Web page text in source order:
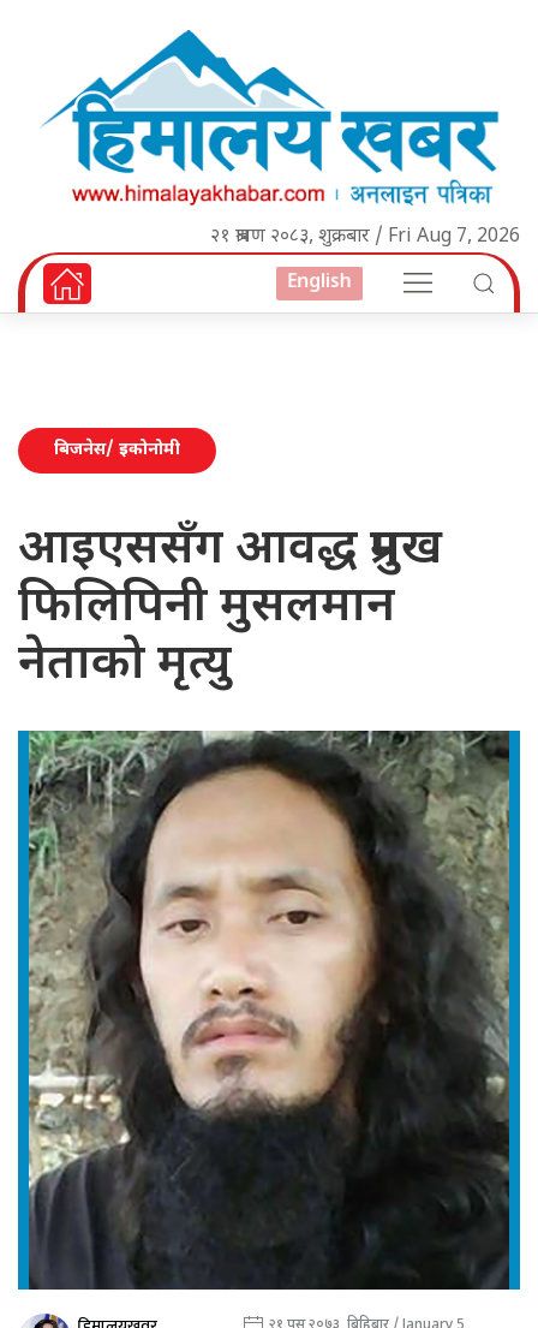
२१ श्रावण २०८३, शुक्रबार / Fri Aug 7, 2026
English
बिजनेस/ इकोनोमी
आइएससँग आवद्ध प्रमुख
फिलिपिनी मुसलमान
नेताको मृत्यु